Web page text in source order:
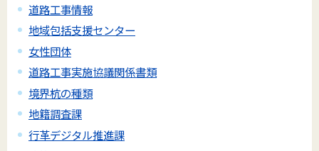
道路工事情報
地域包括支援センター
女性団体
道路工事実施協議関係書類
境界杭の種類
地籍調査課
行革デジタル推進課